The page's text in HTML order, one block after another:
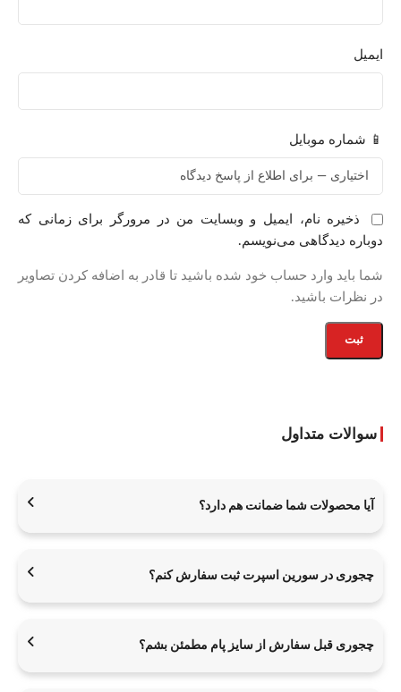
ایمیل
📱 شماره موبایل
ذخیره نام، ایمیل و وبسایت من در مرورگر برای زمانی که
دوباره دیدگاهی می‌نویسم.
شما باید وارد حساب خود شده باشید تا قادر به اضافه کردن تصاویر
در نظرات باشید.
سوالات متداول
آیا محصولات شما ضمانت هم دارد؟
چجوری در سورین اسپرت ثبت سفارش کنم؟
چجوری قبل سفارش از سایز پام مطمئن بشم؟